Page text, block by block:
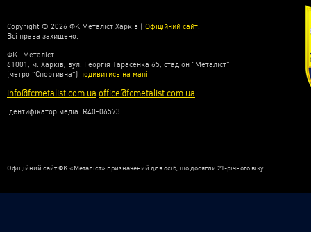
Copyright © 2026 ФК Металіст Харків | Офіційний сайт.
Всі права захищено.
ФК “Металіст”
61001, м. Харків, вул. Георгія Тарасенка 65, стадіон “Металіст”
(метро “Спортивна”) подивитись на мапі
info@fcmetalist.com.ua office@fcmetalist.com.ua
Ідентифікатор медіа: R40-06573
Офіційний сайт ФК «Металіст» призначений для осіб, що досягли 21-річного віку